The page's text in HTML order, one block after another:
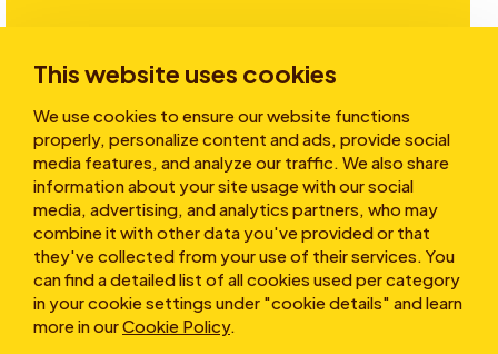
This website uses cookies
We use cookies to ensure our website functions
properly, personalize content and ads, provide social
media features, and analyze our traffic. We also share
information about your site usage with our social
media, advertising, and analytics partners, who may
combine it with other data you've provided or that
they've collected from your use of their services. You
can find a detailed list of all cookies used per category
in your cookie settings under "cookie details" and learn
more in ourCookie Policy.
Historier
Om os